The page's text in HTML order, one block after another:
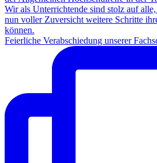
Feierliche Verabschiedung unserer